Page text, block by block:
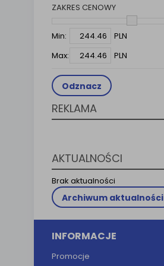
ZAKRES CENOWY
Min:
PLN
Max:
PLN
Odznacz
REKLAMA
AKTUALNOŚCI
Brak aktualności
Archiwum aktualności
INFORMACJE
Promocje